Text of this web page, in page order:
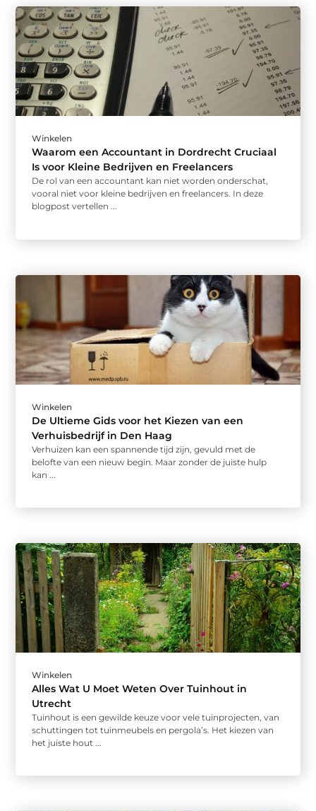
Winkelen
Waarom een Accountant in Dordrecht Cruciaal
Is voor Kleine Bedrijven en Freelancers
De rol van een accountant kan niet worden onderschat,
vooral niet voor kleine bedrijven en freelancers. In deze
blogpost vertellen ...
Winkelen
De Ultieme Gids voor het Kiezen van een
Verhuisbedrijf in Den Haag
Verhuizen kan een spannende tijd zijn, gevuld met de
belofte van een nieuw begin. Maar zonder de juiste hulp
kan ...
Winkelen
Alles Wat U Moet Weten Over Tuinhout in
Utrecht
Tuinhout is een gewilde keuze voor vele tuinprojecten, van
schuttingen tot tuinmeubels en pergola’s. Het kiezen van
het juiste hout ...